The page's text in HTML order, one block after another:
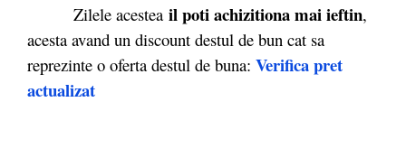
Zilele acestea il poti achizitiona mai ieftin,
acesta avand un discount destul de bun cat sa
reprezinte o oferta destul de buna: Verifica pret
actualizat